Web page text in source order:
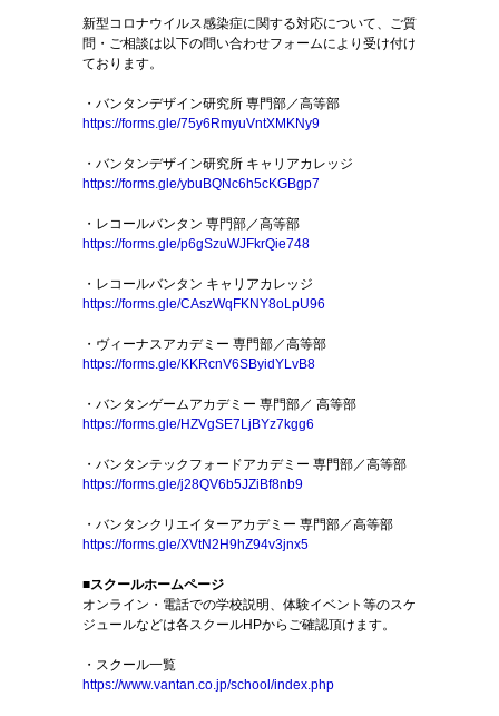
新型コロナウイルス感染症に関する対応について、ご質
問・ご相談は以下の問い合わせフォームにより受け付け
ております。
・バンタンデザイン研究所 専門部／高等部
https://forms.gle/75y6RmyuVntXMKNy9
・バンタンデザイン研究所 キャリアカレッジ
https://forms.gle/ybuBQNc6h5cKGBgp7
・レコールバンタン 専門部／高等部
https://forms.gle/p6gSzuWJFkrQie748
・レコールバンタン キャリアカレッジ
https://forms.gle/CAszWqFKNY8oLpU96
・ヴィーナスアカデミー 専門部／高等部
https://forms.gle/KKRcnV6SByidYLvB8
・バンタンゲームアカデミー 専門部／ 高等部
https://forms.gle/HZVgSE7LjBYz7kgg6
・バンタンテックフォードアカデミー 専門部／高等部
https://forms.gle/j28QV6b5JZiBf8nb9
・バンタンクリエイターアカデミー 専門部／高等部
https://forms.gle/XVtN2H9hZ94v3jnx5
■スクールホームページ
オンライン・電話での学校説明、体験イベント等のスケ
ジュールなどは各スクールHPからご確認頂けます。
・スクール一覧
https://www.vantan.co.jp/school/index.php